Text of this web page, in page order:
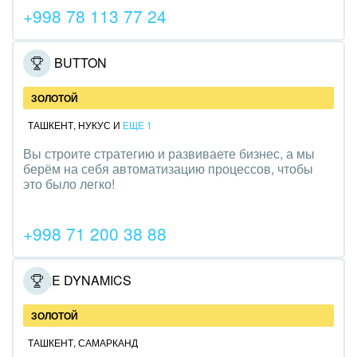
Трудоустройство
Красота, фитнес, спорт
PR, маркетинг, реклама,
АПК и пищевая промышленность
Выставки, семинары, конференции
Горнодобывающая отрасль
Изготовление памятников и мемориальных
комплексов
Инвестиционный бизнес
Интерьер, дизайн, декор
+998 78 113 77 24
RED BUTTON
ЗОЛОТОЙ
ТАШКЕНТ, НУКУС И ЕЩЕ 1
Вы строите стратегию и развиваете бизнес, а мы
берём на себя автоматизацию процессов, чтобы
это было легко!
+998 71 200 38 88
CORE DYNAMICS
ЗОЛОТОЙ
ТАШКЕНТ, САМАРКАНД